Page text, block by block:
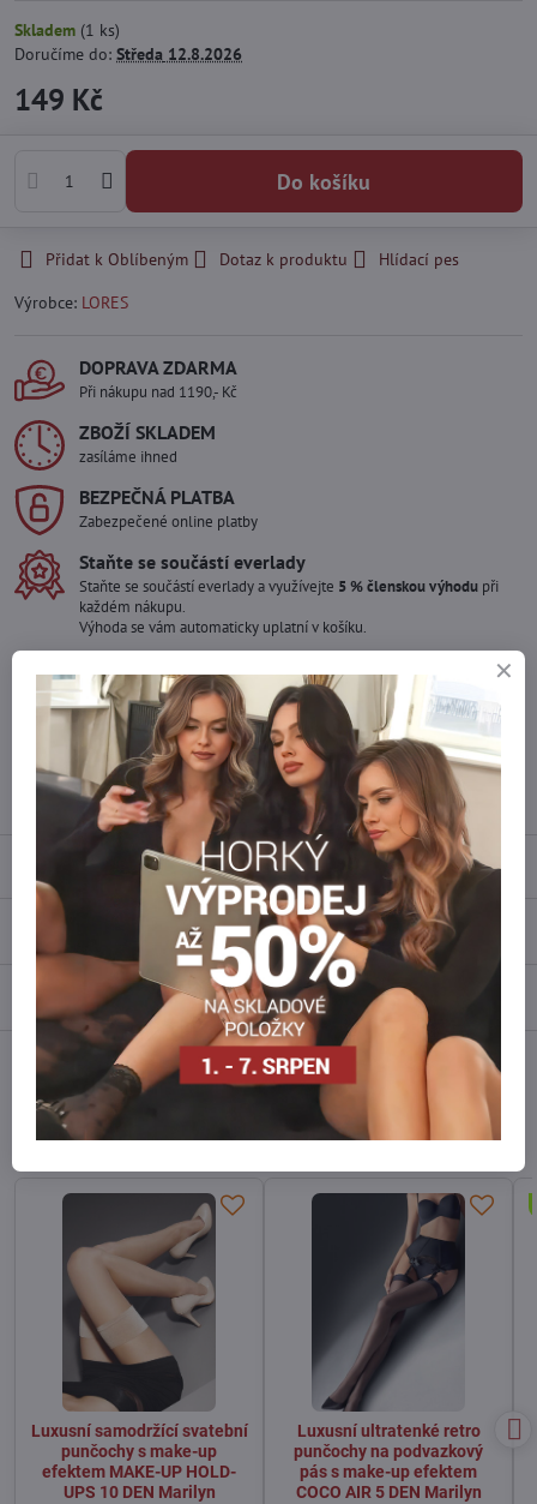
Skladem (1 ks)
Doručíme do: Středa 12.8.2026
149 Kč
Do košíku
Přidat k Oblíbeným Dotaz k produktu
Hlídací pes
Výrobce: LORES
DOPRAVA ZDARMA
Při nákupu nad 1190,- Kč
ZBOŽÍ SKLADEM
zasíláme ihned
BEZPEČNÁ PLATBA
Zabezpečené online platby
Staňte se součástí everlady
Staňte se součástí everlady a využívejte 5 % členskou výhodu při
každém nákupu.
Výhoda se vám automaticky uplatní v košíku.
Máte zájem o více kusů ?
Kontaktujte nás na mail, zboží pro Vás doskladníme!
info​@everlady​.eu
Recenze
Diskuse 0
FacebookTwitterBlueskyPinterestReddit LinkedIn WhatsApp
Alternativní produkty
Luxusní samodržící svatební
punčochy s make-up
efektem MAKE-UP HOLD-
UPS 10 DEN Marilyn
Luxusní ultratenké retro
punčochy na podvazkový
pás s make-up efektem
COCO AIR 5 DEN Marilyn